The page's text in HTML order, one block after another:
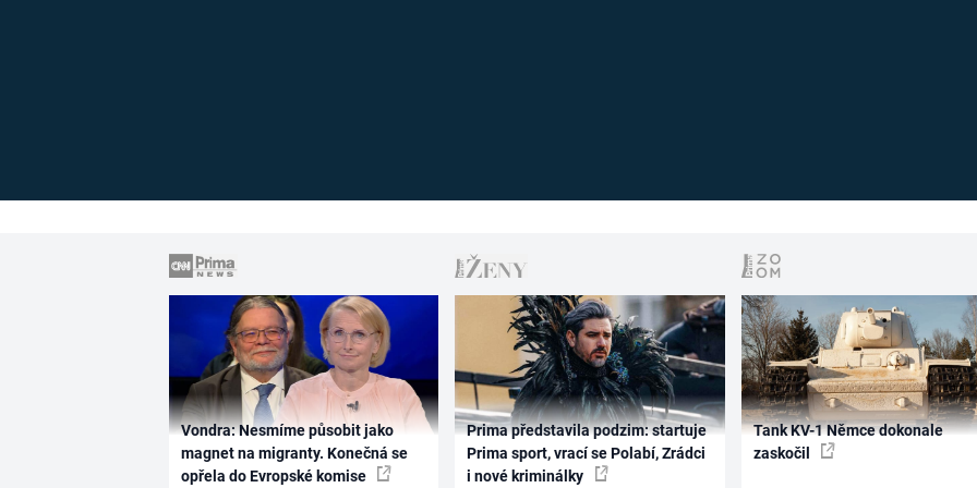
Vondra: Nesmíme působit jako
magnet na migranty. Konečná se
opřela do Evropské komise
Prima představila podzim: startuje
Prima sport, vrací se Polabí, Zrádci
i nové kriminálky
Tank KV-1 Němce dokonale
zaskočil